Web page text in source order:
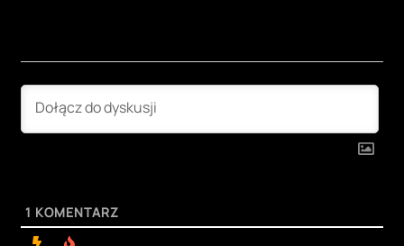
1 KOMENTARZ